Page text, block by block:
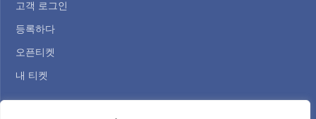
고객 로그인
등록하다
오픈티켓
내 티켓